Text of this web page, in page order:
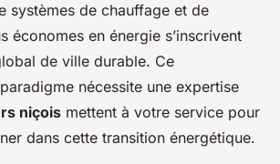
systèmes de chauffage et de
économes en énergie s’inscrivent
de ville durable. Ce
nécessite une expertise
niçois mettent à votre service pour
dans cette transition énergétique.